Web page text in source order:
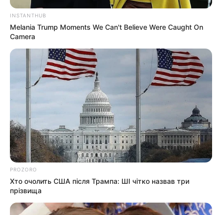
INSTANTHUB
Melania Trump Moments We Can't Believe Were Caught On
Camera
PROZORO
Хто очолить США після Трампа: ШІ чітко назвав три
прізвища